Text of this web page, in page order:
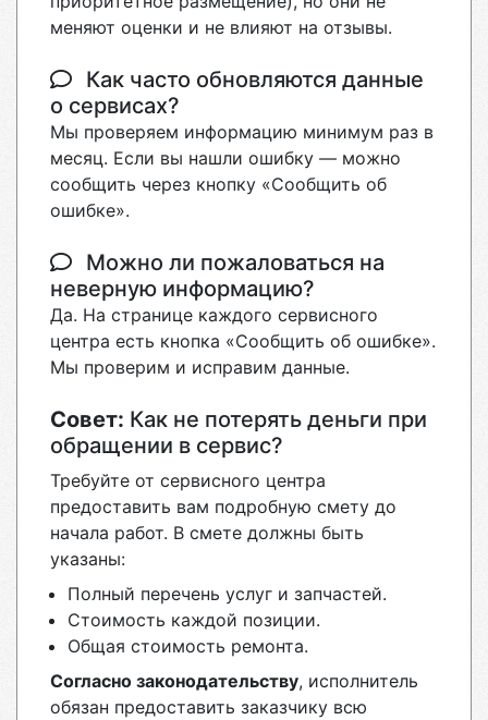
меняют оценки и не влияют на отзывы.
Как часто обновляются данные
о сервисах?
Мы проверяем информацию минимум раз в
месяц. Если вы нашли ошибку — можно
сообщить через кнопку «Сообщить об
ошибке».
Можно ли пожаловаться на
неверную информацию?
Да. На странице каждого сервисного
центра есть кнопка «Сообщить об ошибке».
Мы проверим и исправим данные.
Совет: Как не потерять деньги при
обращении в сервис?
Требуйте от сервисного центра
предоставить вам подробную смету до
начала работ. В смете должны быть
указаны:
Полный перечень услуг и запчастей.
Стоимость каждой позиции.
Общая стоимость ремонта.
Согласно законодательству, исполнитель
обязан предоставить заказчику всю